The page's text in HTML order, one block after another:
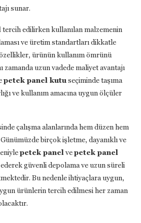
sunar.
tercih edilirken kullanılan malzemenin
ve üretim standartları dikkatle
ürünün kullanım ömrünü
zamanda uzun vadede maliyet avantajı
petek panel kutu seçiminde taşıma
ve kullanım amacına uygun ölçüler
çalışma alanlarında hem düzen hem
birçok işletme, dayanıklı ve
petek panel vepetek panel
güvenli depolama ve uzun süreli
Bu nedenle ihtiyaçlara uygun,
ürünlerin tercih edilmesi her zaman